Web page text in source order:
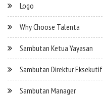
Logo
Why Choose Talenta
Sambutan Ketua Yayasan
Sambutan Direktur Eksekutif
Sambutan Manager